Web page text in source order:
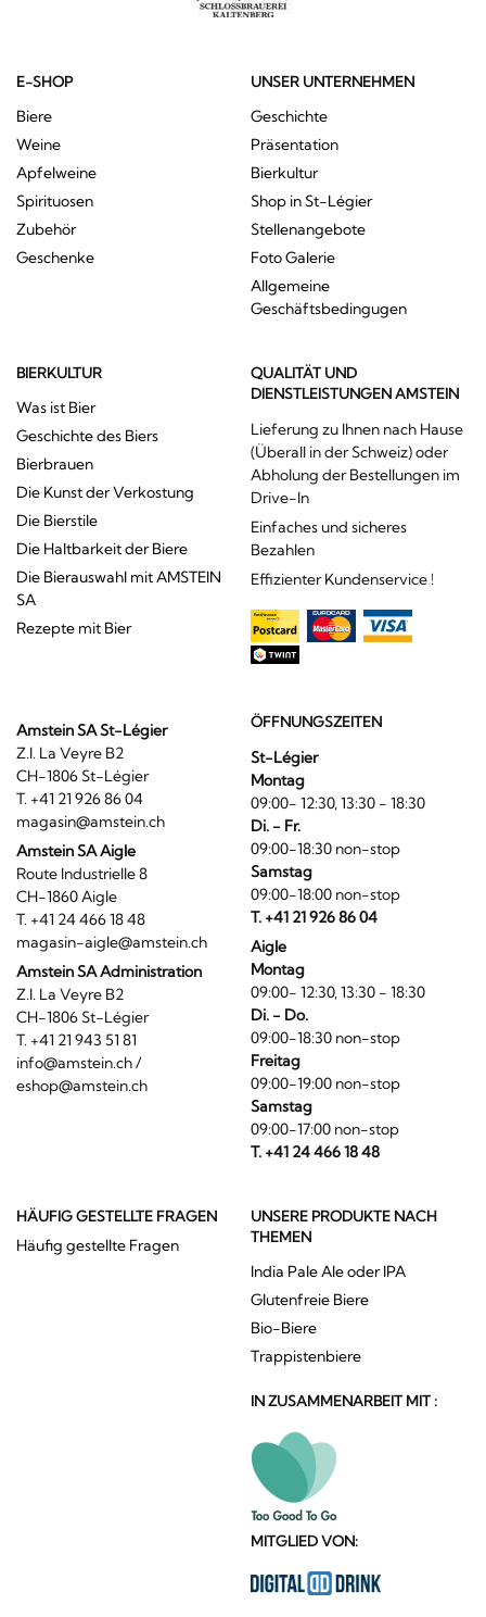
E-SHOP
Biere
Weine
Apfelweine
Spirituosen
Zubehör
Geschenke
UNSER UNTERNEHMEN
Geschichte
Präsentation
Bierkultur
Shop in St-Légier
Stellenangebote
Foto Galerie
Allgemeine
Geschäftsbedingugen
BIERKULTUR
Was ist Bier
Geschichte des Biers
Bierbrauen
Die Kunst der Verkostung
Die Bierstile
Die Haltbarkeit der Biere
Die Bierauswahl mit AMSTEIN
SA
Rezepte mit Bier
QUALITÄT UND
DIENSTLEISTUNGEN AMSTEIN
Lieferung zu Ihnen nach Hause
(Überall in der Schweiz) oder
Abholung der Bestellungen im
Drive-In
Einfaches und sicheres
Bezahlen
Effizienter Kundenservice !
Amstein SA St-Légier
Z.I. La Veyre B2
CH-1806 St-Légier
T. +41 21 926 86 04
magasin@amstein.ch
Amstein SA Aigle
Route Industrielle 8
CH-1860 Aigle
T. +41 24 466 18 48
magasin-aigle@amstein.ch
Amstein SA Administration
Z.I. La Veyre B2
CH-1806 St-Légier
T. +41 21 943 51 81
info@amstein.ch/
eshop@amstein.ch
ÖFFNUNGSZEITEN
St-Légier
Montag
09:00- 12:30, 13:30 - 18:30
Di. - Fr.
09:00-18:30 non-stop
Samstag
09:00-18:00 non-stop
T. +41 21 926 86 04
Aigle
Montag
09:00- 12:30, 13:30 - 18:30
Di. - Do.
09:00-18:30 non-stop
Freitag
09:00-19:00 non-stop
Samstag
09:00-17:00 non-stop
T. +41 24 466 18 48
HÄUFIG GESTELLTE FRAGEN
Häufig gestellte Fragen
UNSERE PRODUKTE NACH
THEMEN
India Pale Ale oder IPA
Glutenfreie Biere
Bio-Biere
Trappistenbiere
IN ZUSAMMENARBEIT MIT :
MITGLIED VON: